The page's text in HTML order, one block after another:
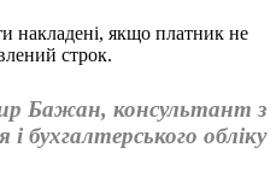
накладені, якщо платник не
строк.
Бажан, консультант з
бухгалтерського обліку